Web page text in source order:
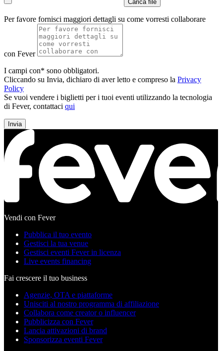
Carica file
Per favore fornisci maggiori dettagli su come vorresti collaborare
con Fever
I campi con* sono obbligatori.
Cliccando su Invia, dichiaro di aver letto e compreso la Privacy
Policy
Se vuoi vendere i biglietti per i tuoi eventi utilizzando la tecnologia
di Fever, contattaci qui
Invia
Vendi con Fever
Pubblica il tuo evento
Gestisci la tua venue
Gestisci eventi Fever in licenza
Live events financing
Fai crescere il tuo business
Agenzie, OTA e piattaforme
Unisciti al nostro programma di affiliazione
Collabora come creator o influencer
Pubblicizza con Fever
Lancia attivazioni di brand
Sponsorizza eventi Fever